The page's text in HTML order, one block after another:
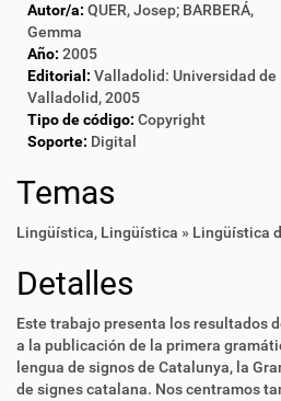
Autor/a: QUER, Josep; BARBERÁ,
Gemma
Año: 2005
Editorial: Valladolid: Universidad de
Valladolid, 2005
Tipo de código: Copyright
Soporte: Digital
Temas
Lingüística, Lingüística » Lingüística
Detalles
Este trabajo presenta los resultados
a la publicación de la primera
lengua de signos de Catalunya, la
de signes catalana. Nos centramos